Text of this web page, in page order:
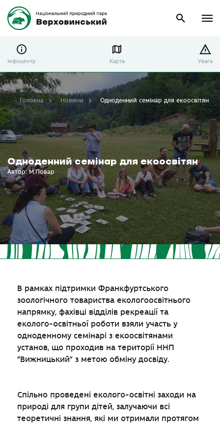
Інфоцентр Карта Увага
Одноденний семінар для екоосвітян
Автор: М.Повар
Головна Новини Одноденний семінар для екоосвітян
В рамках підтримки Франкфуртського
зоологічного товариства екологоосвітнього
напрямку, фахівці відділів рекреації та
еколого-освітньої роботи взяли участь у
одноденному семінарі з екоосвітянами
установ, що проходив на території ННП
“Вижницький” з метою обміну досвіду.
Спільно проведені еколого-освітні заходи на
природі для групи дітей, залучаючи всі
теоретичні знання, які ми отримали протягом